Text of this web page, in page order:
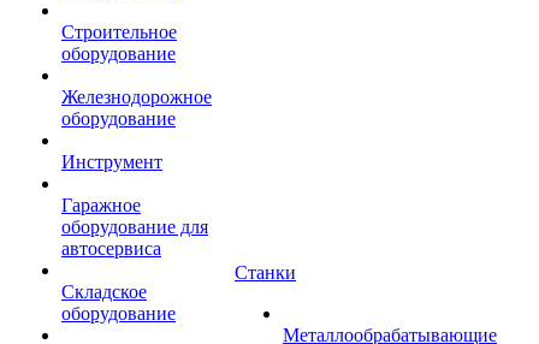
Строительное
оборудование
Железнодорожное
оборудование
Инструмент
Гаражное
оборудование для
автосервиса
Складское
оборудование
Станки
Металлообрабатывающие